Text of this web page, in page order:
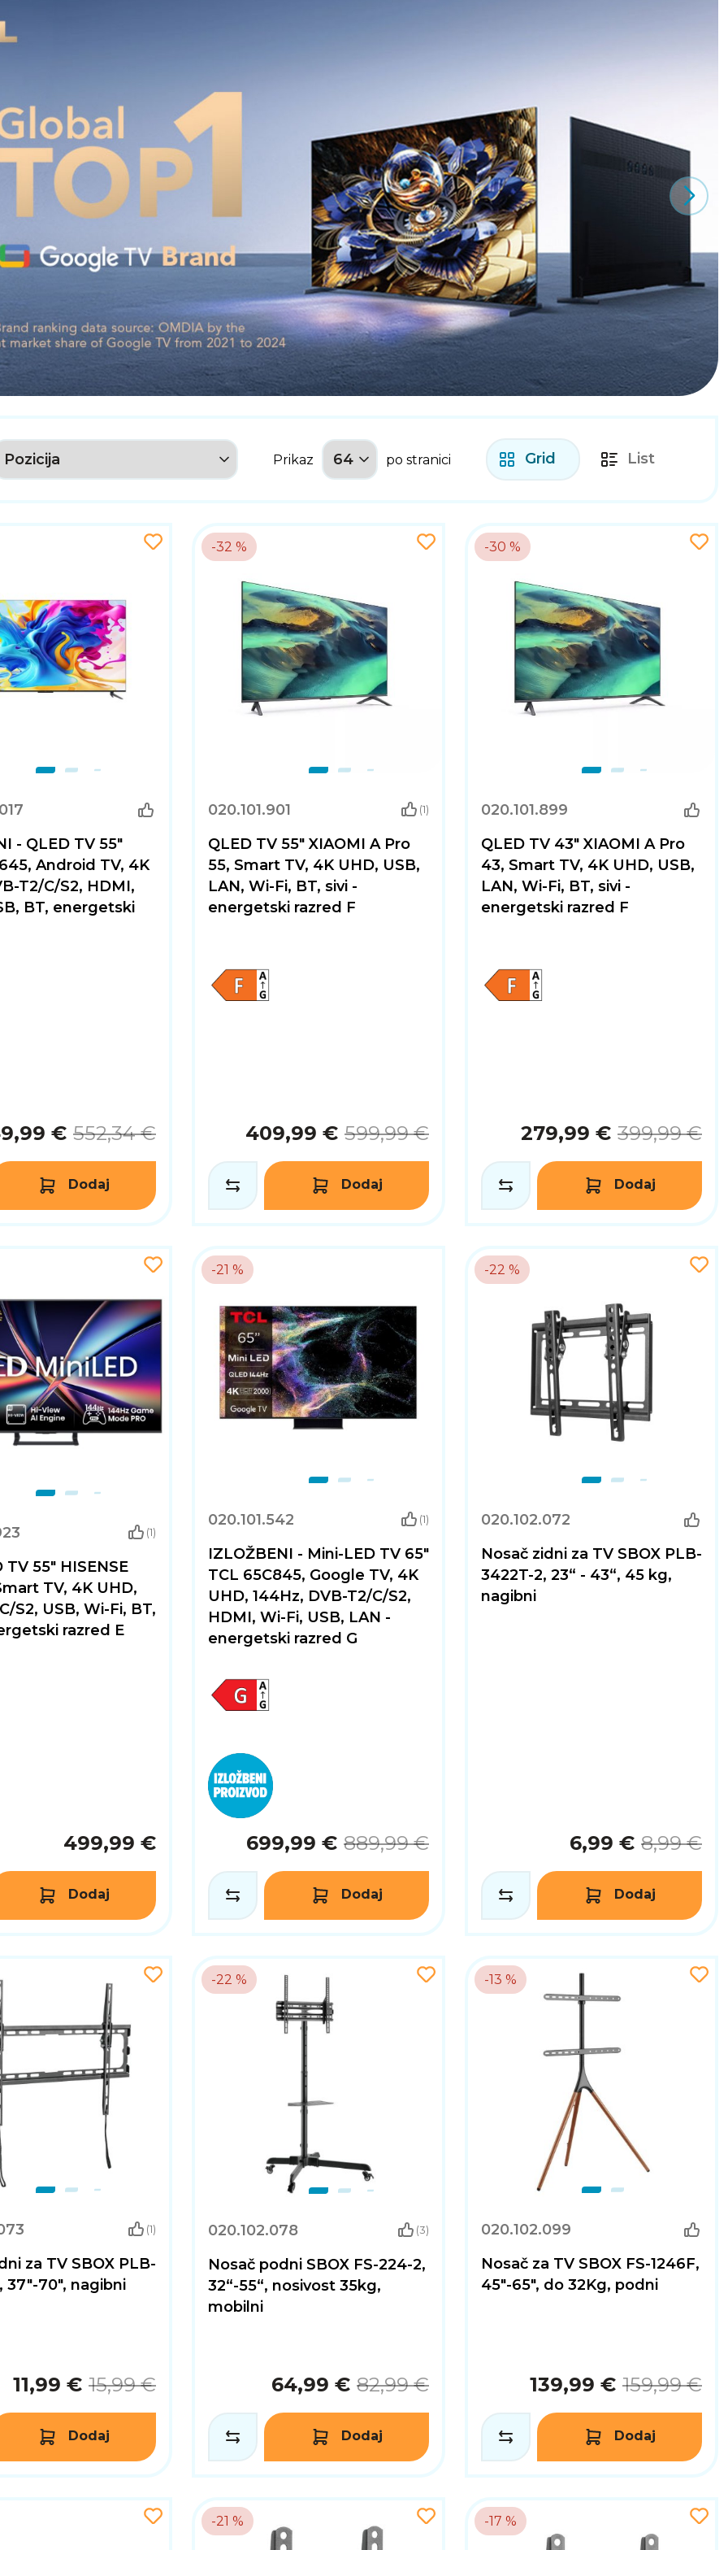
Prikaz po stranici Grid List
- QLED TV 55"
Android TV, 4K
T2/C/S2, HDMI,
BT, energetski
€ 552,34 €
Dodaj
-32 %
020.101.901 (1)
QLED TV 55" XIAOMI A Pro
55, Smart TV, 4K UHD, USB,
LAN, Wi-Fi, BT, sivi -
energetski razred F
409,99 € 599,99 €
Dodaj
-30 %
020.101.899
QLED TV 43" XIAOMI A Pro
43, Smart TV, 4K UHD, USB,
LAN, Wi-Fi, BT, sivi -
energetski razred F
279,99 € 399,99 €
Dodaj
(1)
TV 55" HISENSE
TV, 4K UHD,
S2, USB, Wi-Fi, BT,
razred E
499,99 €
Dodaj
-21 %
020.101.542 (1)
IZLOŽBENI - Mini-LED TV 65"
TCL 65C845, Google TV, 4K
UHD, 144Hz, DVB-T2/C/S2,
HDMI, Wi-Fi, USB, LAN -
energetski razred G
699,99 € 889,99 €
Dodaj
-22 %
020.102.072
Nosač zidni za TV SBOX PLB-
3422T-2, 23“ - 43“, 45 kg,
nagibni
6,99 € 8,99 €
Dodaj
(1)
za TV SBOX PLB-
37"-70", nagibni
11,99 € 15,99 €
Dodaj
-22 %
020.102.078 (3)
Nosač podni SBOX FS-224-2,
32“-55“, nosivost 35kg,
mobilni
64,99 € 82,99 €
Dodaj
-13 %
020.102.099
Nosač za TV SBOX FS-1246F,
45"-65", do 32Kg, podni
139,99 € 159,99 €
Dodaj
-21 % -17 %